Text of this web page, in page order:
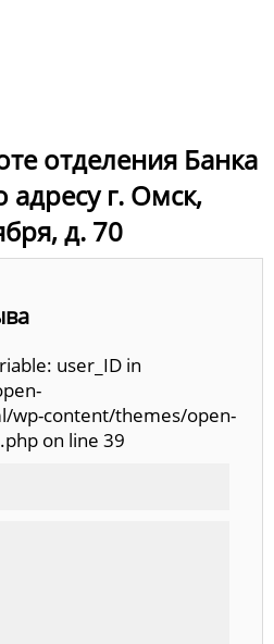
отделения Банка
адресу г. Омск,
д. 70
user_ID in
wp-content/themes/open-
on line 39